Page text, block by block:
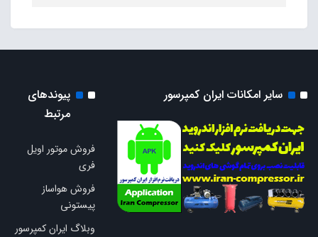
سایر امکانات ایران کمپرسور
پیوندهای
مرتبط
فروش موتور اویل
فری
فروش هواساز
پیستونی
وبلاگ ایران کمپرسور